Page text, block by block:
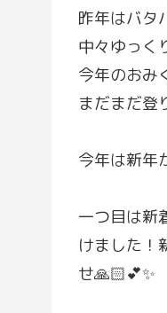
昨年はバタ
中々ゆっく
今年のおみ
まだまだ登
今年は新年
一つ目は新
けました！
せ🙏🏻💕✨